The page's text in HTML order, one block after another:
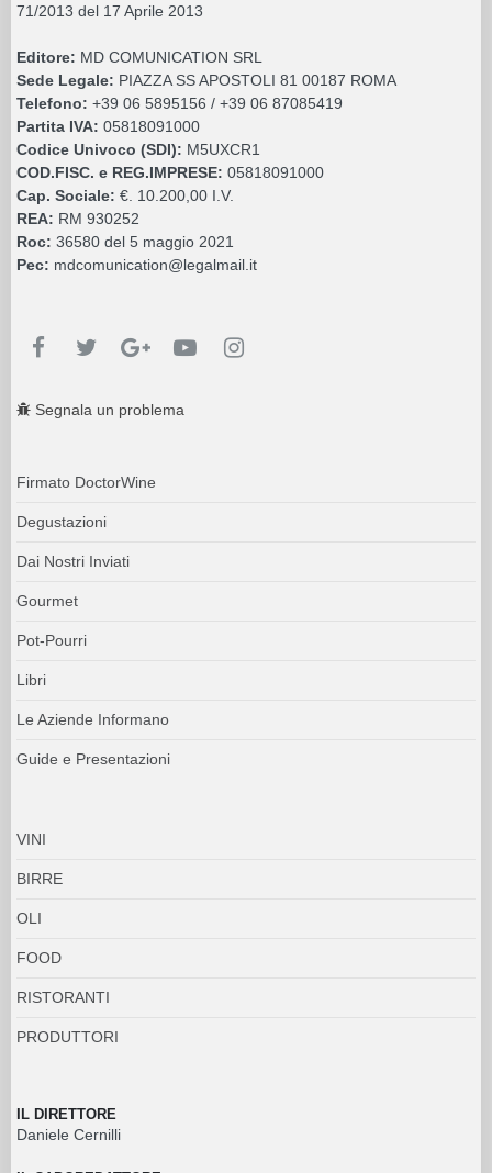
71/2013 del 17 Aprile 2013
Editore: MD COMUNICATION SRL
Sede Legale: PIAZZA SS APOSTOLI 81 00187 ROMA
Telefono: +39 06 5895156 / +39 06 87085419
Partita IVA: 05818091000
Codice Univoco (SDI): M5UXCR1
COD.FISC. e REG.IMPRESE: 05818091000
Cap. Sociale: €. 10.200,00 I.V.
REA: RM 930252
Roc: 36580 del 5 maggio 2021
Pec: mdcomunication@legalmail.it
Segnala un problema
Firmato DoctorWine
Degustazioni
Dai Nostri Inviati
Gourmet
Pot-Pourri
Libri
Le Aziende Informano
Guide e Presentazioni
VINI
BIRRE
OLI
FOOD
RISTORANTI
PRODUTTORI
IL DIRETTORE
Daniele Cernilli